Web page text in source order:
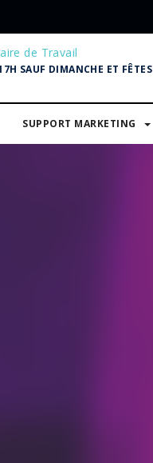
de Travail
SAUF DIMANCHE ET FÊTES
SUPPORT MARKETING